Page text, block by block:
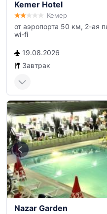
Kemer Hotel
Кемер
от аэропорта 50 км, 2-ая
wi-fi
19.08.2026
Завтрак
Nazar Garden